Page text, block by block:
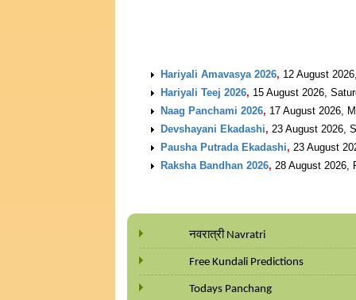
Hariyali Amavasya 2026, 12 August
Hariyali Teej 2026, 15 August 2026,
Naag Panchami 2026, 17 August 2026,
Devshayani Ekadashi, 23 August 2026,
Pausha Putrada Ekadashi, 23 August
Raksha Bandhan 2026, 28 August 2026,
नवरात्री Navratri
Free Kundali Predictions
Todays Panchang